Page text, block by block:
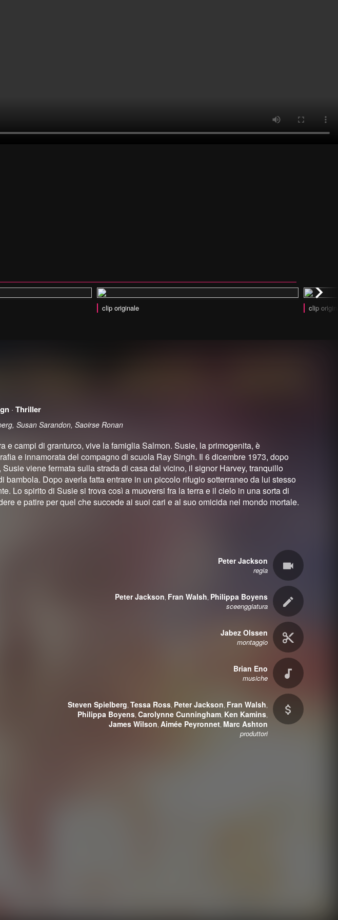
clip originale clip
·Thriller
Susan Sarandon, Saoirse Ronan
e campi di granturco, vive la famiglia Salmon. Susie, la primogenita, è
e innamorata del compagno di scuola Ray Singh. Il 6 dicembre 1973, dopo
viene fermata sulla strada di casa dal vicino, il signor Harvey, tranquillo
bambola. Dopo averla fatta entrare in un piccolo rifugio sotterraneo da lui stesso
Lo spirito di Susie si trova così a muoversi fra la terra e il cielo in una sorta di
e patire per quel che succede ai suoi cari e al suo omicida nel mondo mortale.
Peter Jackson
regia
Peter Jackson Fran Walsh, Philippa Boyens
sceenggiatura
Jabez Olssen
montaggio
Brian Eno
musiche
Steven Spielberg, Tessa Ross, Peter Jackson, Fran Walsh,
Philippa Boyens, Carolynne Cunningham, Ken Kamins,
James Wilson, Aimée Peyronnet, Marc Ashton
produttori